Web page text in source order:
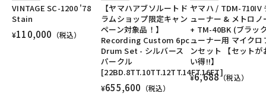
VINTAGE SC-1200 '78
Stain
¥110,000 （税込）
【ヤマハアブソルートド
ラムショップ限定キャン
ペーン対象品！】
Recording Custom 6pc
Drum Set - シルバース
パークル
[22BD.8TT.10TT.12TT.14FT.16FT]
¥655,600 （税込）
ヤマハ / TDM-710IV
ューナー & メトロノ
+ TM-40BK (ブラッ
ューナー用 マイクロ
ンセット 【セットが
い得!!】
¥6,688（税込）